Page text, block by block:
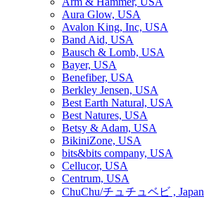
Aura Glow, USA
Avalon King, Inc, USA
Band Aid, USA
Bausch & Lomb, USA
Bayer, USA
Benefiber, USA
Berkley Jensen, USA
Best Earth Natural, USA
Best Natures, USA
Betsy & Adam, USA
BikiniZone, USA
bits&bits company, USA
Cellucor, USA
Centrum, USA
ChuChu/チュチュベビ , Japan